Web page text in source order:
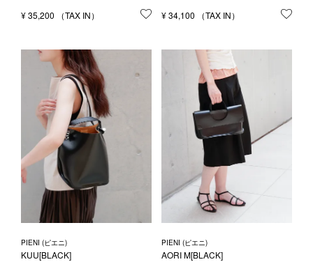
¥35,200 お気に入りに登録する
¥34,100
PIENI (ピエニ)
KUU[BLACK]
PIENI (ピエニ)
AORI M[BLACK]